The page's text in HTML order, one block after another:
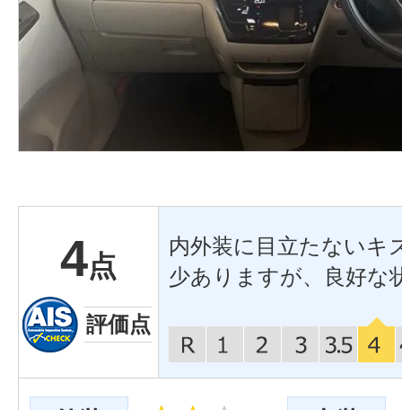
4点
評価点
内外装に目立たないキ
少ありますが、良好な